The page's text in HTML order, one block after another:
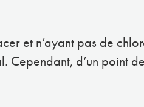
et n’ayant pas de
d’un point